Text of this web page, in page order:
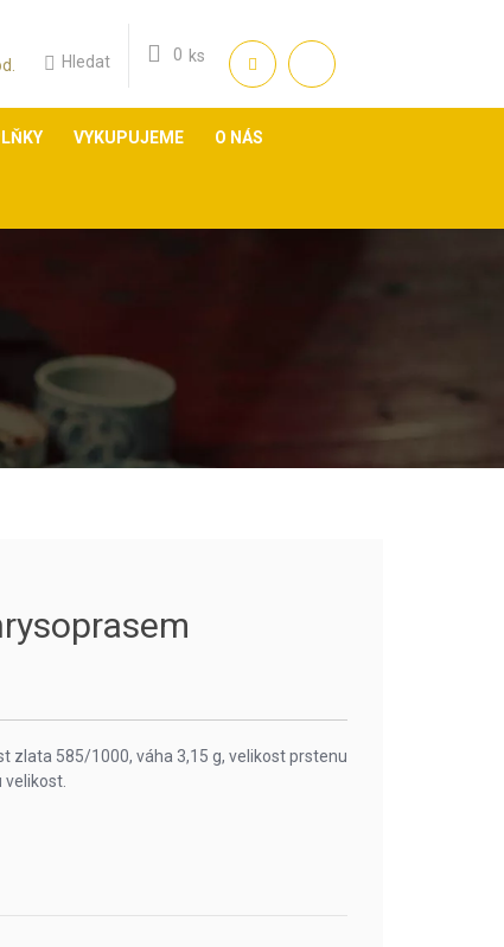
Hledat 0 ks
VYKUPUJEME O NÁS
zlata 585/1000, váha 3,15 g, velikost prstenu
velikost.